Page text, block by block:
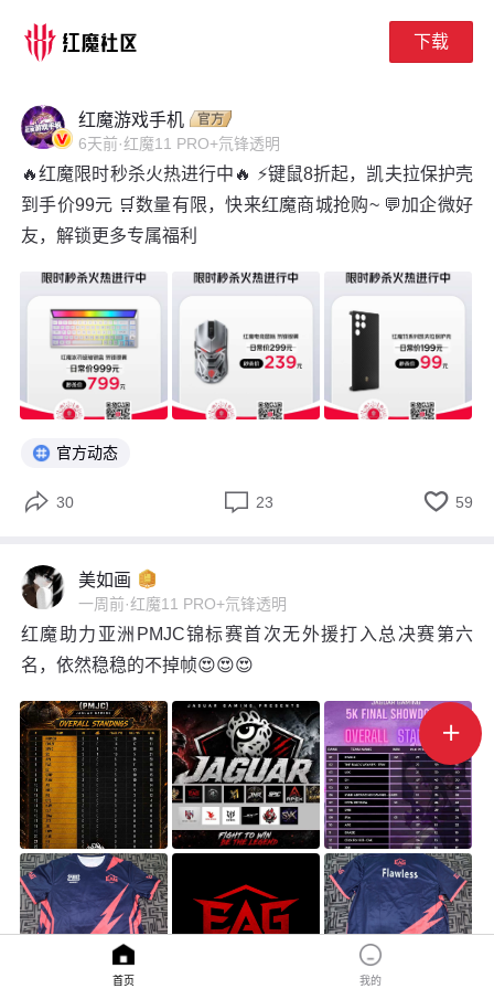
下载
红魔游戏手机
6天前·红魔11 PRO+氘锋透明
🔥红魔限时秒杀火热进行中🔥 ⚡键鼠8折起，凯夫拉保护壳
到手价99元 🛒数量有限，快来红魔商城抢购~ 💬加企微好
友，解锁更多专属福利
官方动态
 30  23  59
美如画
一周前·红魔11 PRO+氘锋透明
红魔助力亚洲PMJC锦标赛首次无外援打入总决赛第六
名，依然稳稳的不掉帧😍😍😍

首页 我的